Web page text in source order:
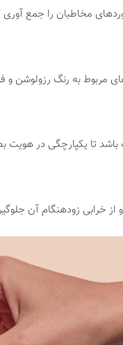
مخاطبان را جمع آوری
مربوط به رنگ
باشد تا یکپارچگی در
از خرابی زودهنگام آن